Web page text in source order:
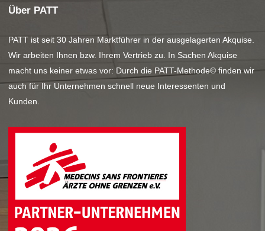
Über PATT
PATT ist seit 30 Jahren Marktführer in der ausgelagerten Akquise.
Wir arbeiten Ihnen bzw. Ihrem Vertrieb zu. In Sachen Akquise
macht uns keiner etwas vor: Durch die PATT-Methode© finden wir
auch für Ihr Unternehmen schnell neue Interessenten und
Kunden.